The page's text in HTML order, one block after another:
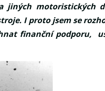
jiných motoristických
I proto jsem se
finanční podporu,